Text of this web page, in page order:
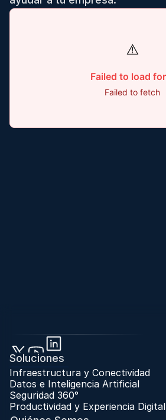
Soluciones
Infraestructura y Conectividad
Datos e Inteligencia Artificial
Seguridad 360°
Productividad y Experiencia Digital